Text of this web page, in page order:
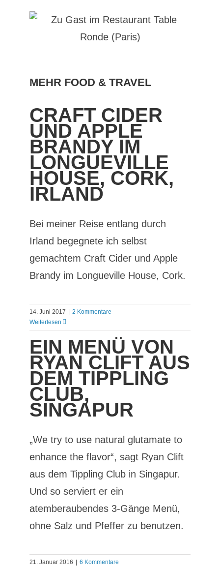
MEHR FOOD & TRAVEL
CRAFT CIDER
UND APPLE
BRANDY IM
LONGUEVILLE
HOUSE, CORK,
IRLAND
Bei meiner Reise entlang durch
Irland begegnete ich selbst
gemachtem Craft Cider und Apple
Brandy im Longueville House, Cork.
14. Juni 2017
2 Kommentare
Weiterlesen
EIN MENÜ VON
RYAN CLIFT AUS
DEM TIPPLING
CLUB,
SINGAPUR
„We try to use natural glutamate to
enhance the flavor“, sagt Ryan Clift
aus dem Tippling Club in Singapur.
Und so serviert er ein
atemberaubendes 3-Gänge Menü,
ohne Salz und Pfeffer zu benutzen.
21. Januar 2016
6 Kommentare